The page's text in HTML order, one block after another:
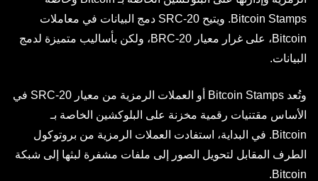
Bitcoin Stamps. ويتيح SRC-20 دمج البيانات في معاملات
Bitcoin، على غرار معيار BRC-20، ولكن بأساليب متميزة لدمج
البيانات.
وتُعد Bitcoin Stamps أو العملات الرمزية من معيار SRC-20 في
الأساس مقتنيات رقمية مخزنة على البلوكشين الخاصة بـ
Bitcoin. في البداية، استفادت العملات الرمزية من بروتوكول
الطرف المقابل لتحويل الصور إلى ملفات مشفرة لبثها إلى شبكة
Bitcoin.